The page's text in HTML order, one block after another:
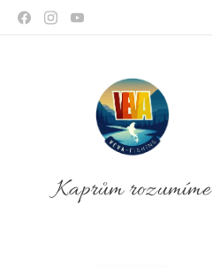
Kaprům rozumíme